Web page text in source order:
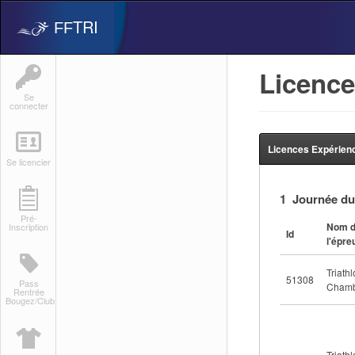
FFTRI
Se
connecter
Se licencier
Pré-
Inscription
Pass
Rentrée
Bougez/Club
Licences
1 Journée
Id
Nom
51308